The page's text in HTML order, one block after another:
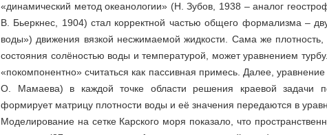
«динамический метод океанологии» (Н. Зубов, 1938 – аналог
В. Бьеркнес, 1904) стал корректной частью общего формализма –
воды») движения вязкой несжимаемой жидкости. Сама же плотность,
состояния солёностью воды и температурой, может уравнением
«покомпонентно» считаться как пассивная примесь. Далее,
О. Мамаева) в каждой точке области решения краевой задачи
формирует матрицу плотности воды и её значения передаются в
Моделирование на сетке Карского моря показало, что